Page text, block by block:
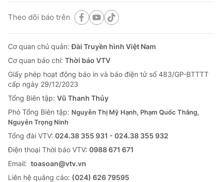
Theo dõi báo trên
Cơ quan chủ quản:Đài Truyền hình Việt Nam
Cơ quan báo chí: Thời báo VTV
Giấy phép hoạt động báo in và báo điện tử số 483/GP-BTTTT
cấp ngày 29/12/2023
Tổng Biên tập: Vũ Thanh Thủy
Phó Tổng Biên tập: Nguyễn Thị Mỹ Hạnh, Phạm Quốc Thắng,
Nguyễn Trọng Ninh
Tổng đài VTV: 024.38 355 931 - 024.38 355 932
Ðiện thoại Thời báo VTV: 0988 671 671
Email: toasoan@vtv.vn
Liên hệ quảng cáo: (024) 626 79595